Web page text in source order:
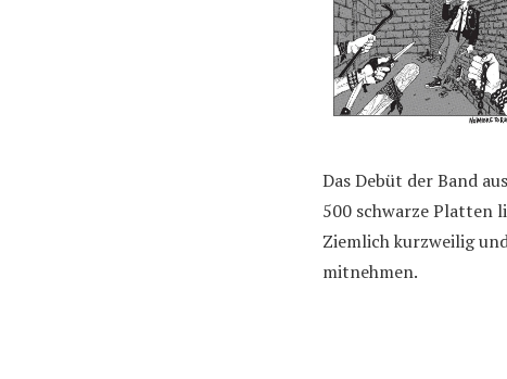
Das Debüt der Band
500 schwarze Platten
Ziemlich kurzweilig
mitnehmen.